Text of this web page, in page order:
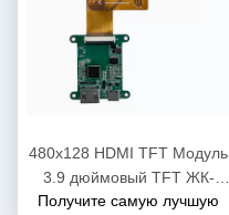
480x128 HDMI TFT Модуль
3.9 дюймовый TFT ЖК-
экран с светодиодным
Получите самую лучшую